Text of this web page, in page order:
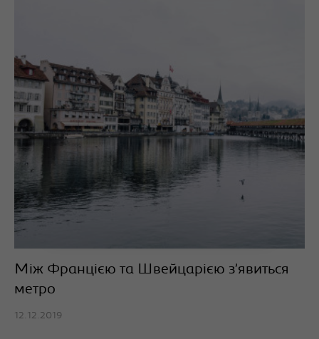
Між Францією та Швейцарією з’явиться
метро
12.12.2019